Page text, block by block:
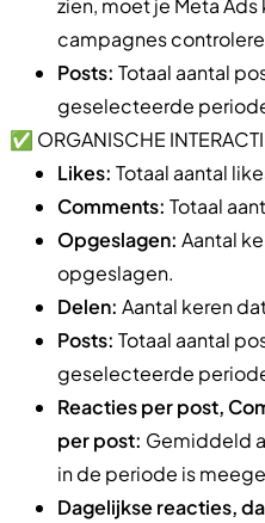
zien, moet je Meta
campagnes
Posts: Totaal aantal
geselecteerde
✅ ORGANISCHE
Likes: Totaal aantal
Comments: Totaal
Opgeslagen: Aantal
opgeslagen.
Delen: Aantal keren
Posts: Totaal aantal
geselecteerde
Reacties per post,
per post: Gemiddeld
in de periode is
Dagelijkse reacties,